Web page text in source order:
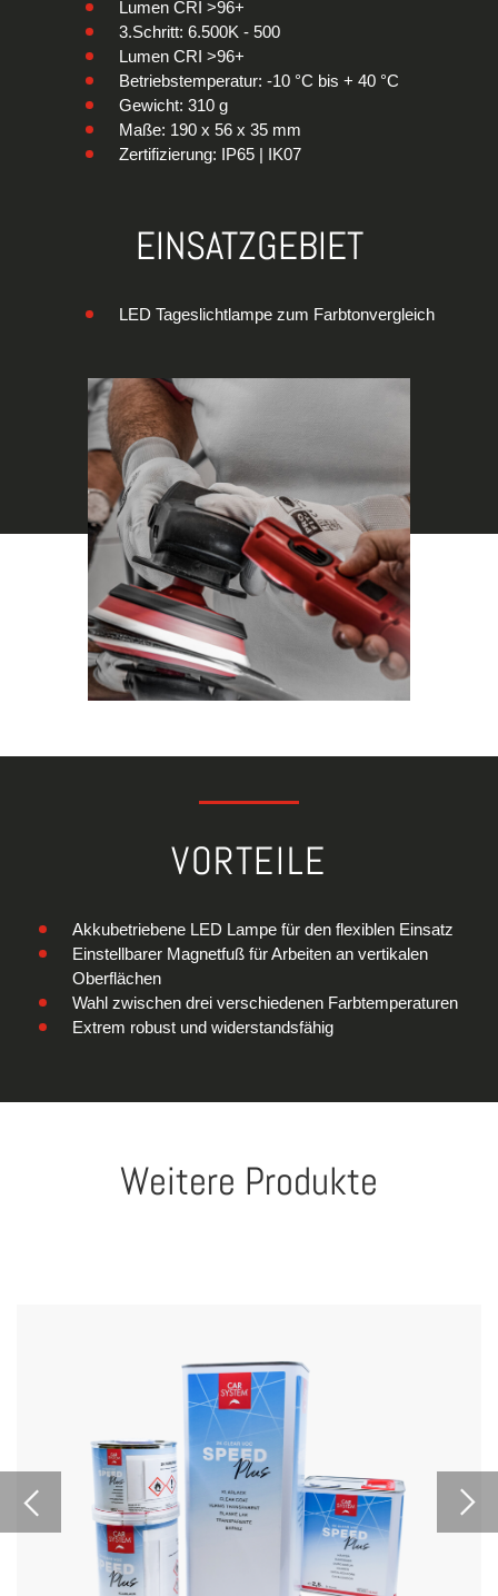
Lumen CRI >96+
3.Schritt: 6.500K - 500
Lumen CRI >96+
Betriebstemperatur: -10 °C bis + 40 °C
Gewicht: 310 g
Maße: 190 x 56 x 35 mm
Zertifizierung: IP65 | IK07
EINSATZGEBIET
LED Tageslichtlampe zum Farbtonvergleich
VORTEILE
Akkubetriebene LED Lampe für den flexiblen Einsatz
Einstellbarer Magnetfuß für Arbeiten an vertikalen
Oberflächen
Wahl zwischen drei verschiedenen Farbtemperaturen
Extrem robust und widerstandsfähig
Weitere Produkte